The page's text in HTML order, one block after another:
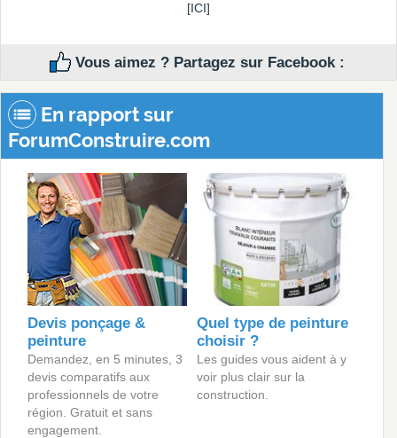
[ICI]
Vous aimez ? Partagez sur Facebook :
En rapport sur
ForumConstruire.com
Devis ponçage &
peinture
Demandez, en 5 minutes, 3
devis comparatifs aux
professionnels de votre
région. Gratuit et sans
engagement.
Quel type de peinture
choisir ?
Les guides vous aident à y
voir plus clair sur la
construction.